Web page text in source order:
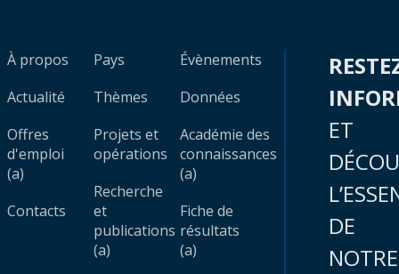
À propos
Actualité
Offres
d'emploi
(a)
Contacts
Pays
Thèmes
Projets et
opérations
Recherche
et
publications
(a)
Évènements
Données
Académie des
connaissances
(a)
Fiche de
résultats
(a)
ET
DE
NOTRE